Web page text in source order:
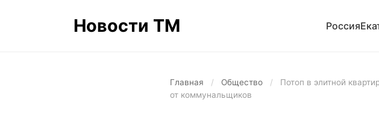
Новости ТМ Россия
Главная / Общество /
Потоп в элитной
от коммунальщиков